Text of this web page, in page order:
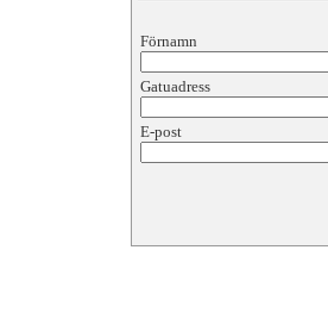
Förnamn
Gatuadress
E-post